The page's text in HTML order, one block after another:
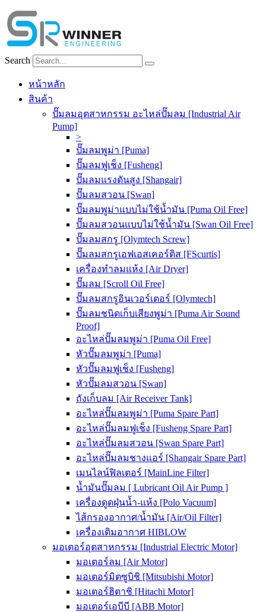
Skip
to
content
Search
หน้าหลัก
สินค้า
ปั๊มลมอุตสาหกรรม อะไหล่ปั๊มลม [Industrial Air
Pump]
>
ปั๊มลมพูม่า [Puma]
ปั๊มลมฟูเช็ง [Fusheng]
ปั๊มลมแรงดันสูง [Shangair]
ปั๊มลมสวอน [Swan]
ปั๊มลมพูม่าแบบไม่ใช้น้ำมัน [Puma Oil Free]
ปั๊มลมสวอนแบบไม่ใช้น้ำมัน [Swan Oil Free]
ปั๊มลมสกรู [Olymtech Screw]
ปั๊มลมสกรูเอฟเอสเคอร์ติส [FScurtis]
เครื่องทำลมแห้ง [Air Dryer]
ปั๊มลม [Scroll Oil Free]
ปั๊มลมสกรูอินเวอร์เตอร์ [Olymtech]
ปั๊มลมชนิดเก็บเสียงพูม่า [Puma Air Sound
Proof]
อะไหล่ปั๊มลมพูม่า [Puma Oil Free]
หัวปั๊มลมพูม่า [Puma]
หัวปั๊มลมฟูเช็ง [Fusheng]
หัวปั๊มลมสวอน [Swan]
ถังเก็บลม [Air Receiver Tank]
อะไหล่ปั๊มลมพูม่า [Puma Spare Part]
อะไหล่ปั๊มลมฟูเช็ง [Fusheng Spare Part]
อะไหล่ปั๊มลมสวอน [Swan Spare Part]
อะไหล่ปั๊มลมชางแอร์ [Shangair Spare Part]
เมนไลน์ฟิลเตอร์ [MainLine Filter]
น้ำมันปั๊มลม [ Lubricant Oil Air Pump ]
เครื่องดูดฝุ่นน้ำ-แห้ง [Polo Vacuum]
ไส้กรองอากาศ/น้ำมัน [Air/Oil Filter]
เครื่องเติมอากาศ HIBLOW
มอเตอร์อุตสาหกรรม [Industrial Electric Motor]
มอเตอร์ลม [Air Motor]
มอเตอร์มิตซูบิชิ [Mitsubishi Motor]
มอเตอร์ฮิตาชิ [Hitachi Motor]
มอเตอร์เอบีบี [ABB Motor]